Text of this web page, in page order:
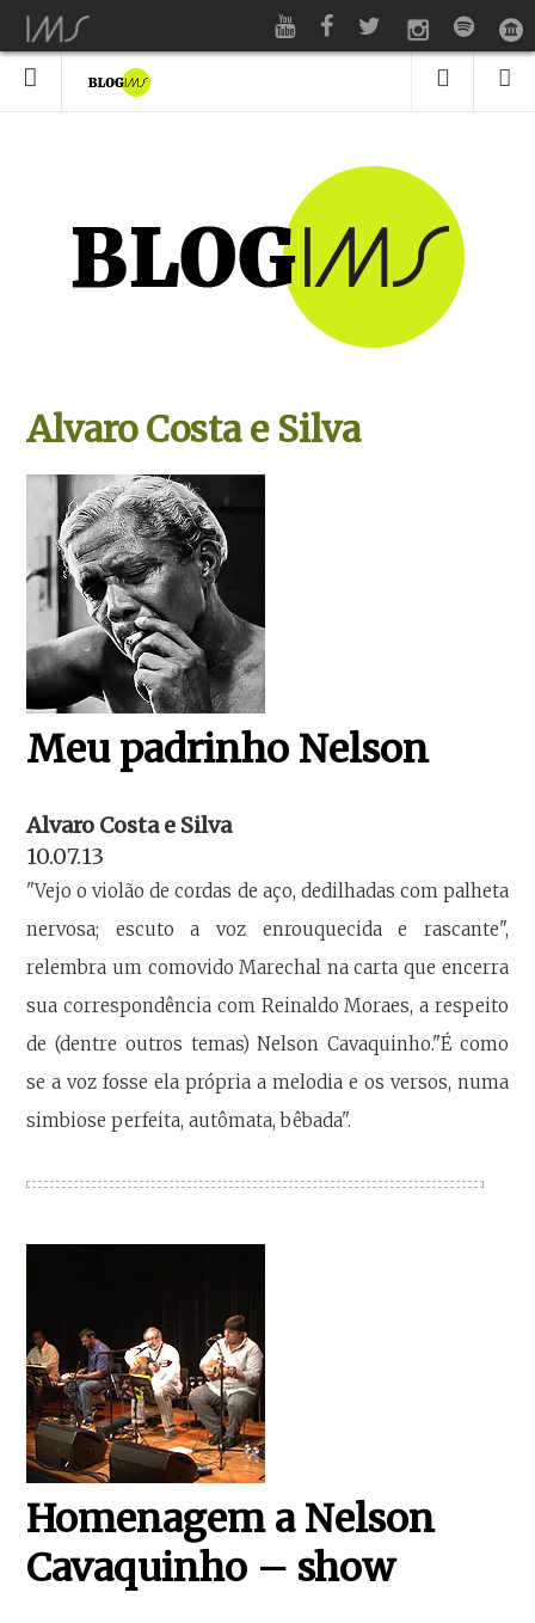
Alvaro Costa e Silva
Meu padrinho Nelson
Alvaro Costa e Silva
10.07.13
"Vejo o violão de cordas de aço, dedilhadas com palheta
nervosa; escuto a voz enrouquecida e rascante",
relembra um comovido Marechal na carta que encerra
sua correspondência com Reinaldo Moraes, a respeito
de (dentre outros temas) Nelson Cavaquinho."É como
se a voz fosse ela própria a melodia e os versos, numa
simbiose perfeita, autômata, bêbada".
Homenagem a Nelson
Cavaquinho – show